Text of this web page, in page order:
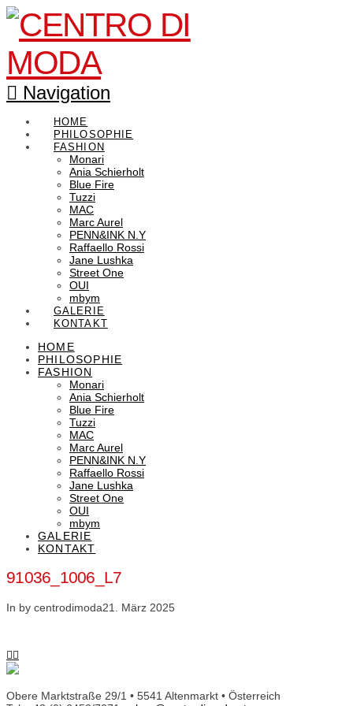
Navigation
HOME
PHILOSOPHIE
FASHION
Monari
Ania Schierholt
Blue Fire
Tuzzi
MAC
Marc Aurel
PENN&INK N.Y
Raffaello Rossi
Jane Lushka
Street One
OUI
mbym
GALERIE
KONTAKT
HOME
PHILOSOPHIE
FASHION
Monari
Ania Schierholt
Blue Fire
Tuzzi
MAC
Marc Aurel
PENN&INK N.Y
Raffaello Rossi
Jane Lushka
Street One
OUI
mbym
GALERIE
KONTAKT
91036_1006_L7
In by centrodimoda21. März 2025
Obere Marktstraße 29/1 • 5541 Altenmarkt • Österreich